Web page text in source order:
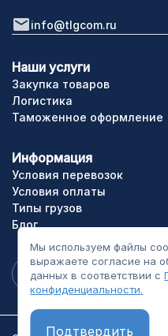
Мы используем файлы
выражаете согласие на
данных в соответствии с
конфиденциальности.
Подтвердить
info@tlgcom.ru
Закупка товаров
Наши услуги
Логистика
Таможенное оформление
Информация
Условия перевозок
Условия оплаты
Типы грузов
Блог